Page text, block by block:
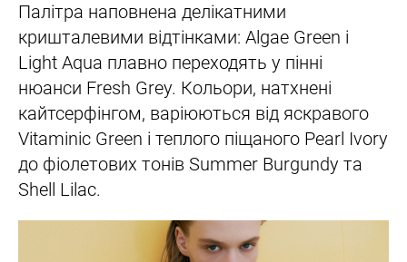
Палітра наповнена делікатними
кришталевими відтінками: Algae Green і
Light Aqua плавно переходять у пінні
нюанси Fresh Grey. Кольори, натхнені
кайтсерфінгом, варіюються від яскравого
Vitaminic Green і теплого піщаного Pearl Ivory
до фіолетових тонів Summer Burgundy та
Shell Lilac.